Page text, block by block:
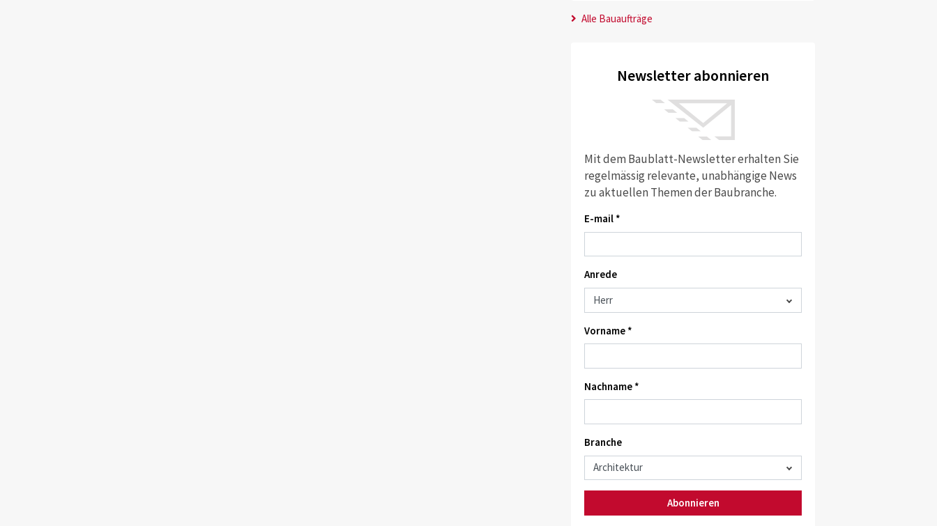
Alle Bauaufträge
Newsletter abonnieren
Mit dem Baublatt-Newsletter erhalten Sie
regelmässig relevante, unabhängige News
zu aktuellen Themen der Baubranche.
E-mail *
Anrede
Vorname *
Nachname *
Branche
Abonnieren